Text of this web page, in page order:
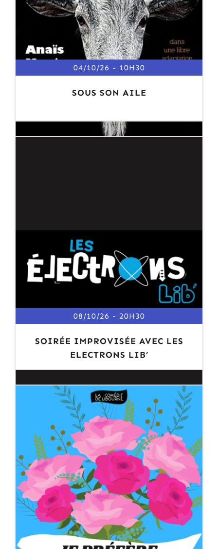
04/10/26 10H30
SOUS SON AILE
08/10/26 20H30
SOIRÉE IMPROVISÉE AVEC LES
ELECTRONS LIB’